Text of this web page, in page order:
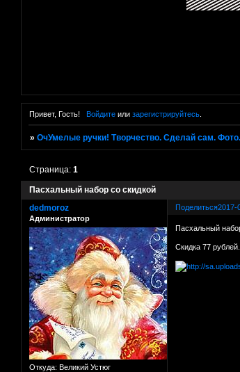
Привет, Гость! Войдитеили зарегистрируйтесь.
»ОчУмелые ручки! Творчество. Сделай сам.
Пасхальный набор со скидкой
Страница:1
Поделиться2017-
dedmoroz
Администратор
Откуда: Великий Устюг
Пасхальный
Скидка 77